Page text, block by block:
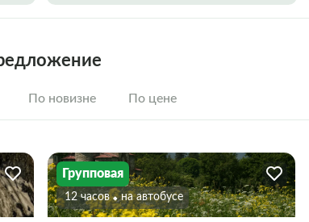
По новизне По цене
Групповая
12 часов На автобусе